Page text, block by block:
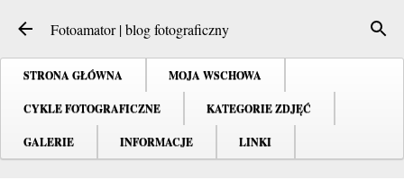
Przejdź do głównej zawartości
Fotoamator | blog fotograficzny
STRONA GŁÓWNA MOJA WSCHOWA
CYKLE FOTOGRAFICZNE KATEGORIE ZDJĘĆ
GALERIE INFORMACJE LINKI
CIEKAWE STRONY